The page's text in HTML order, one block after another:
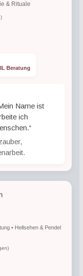
& Rituale
Beratung
Name ist
ich
• Hellsehen & Pendel